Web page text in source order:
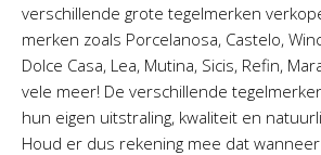
verschillende grote tegelmerken
merken zoals Porcelanosa, Castelo,
Dolce Casa, Lea, Mutina, Sicis, Refin,
vele meer! De verschillende
hun eigen uitstraling, kwaliteit en
Houd er dus rekening mee dat